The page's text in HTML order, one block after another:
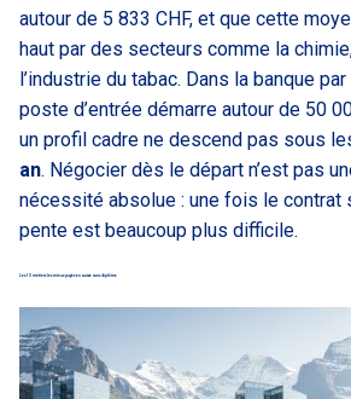
autour de 5 833 CHF, et que cette
haut par des secteurs comme la
l’industrie du tabac. Dans la banque
poste d’entrée démarre autour de 50
un profil cadre ne descend pas sous
an. Négocier dès le départ n’est pas
nécessité absolue : une fois le contrat
pente est beaucoup plus difficile.
Les 10 métiers les mieux payés en suisse sans diplôme